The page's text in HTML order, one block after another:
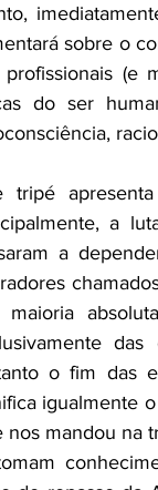
sobre o
profissionais (e
do ser
tripé
a
a
maioria
o fim das
igualmente
nos mandou na